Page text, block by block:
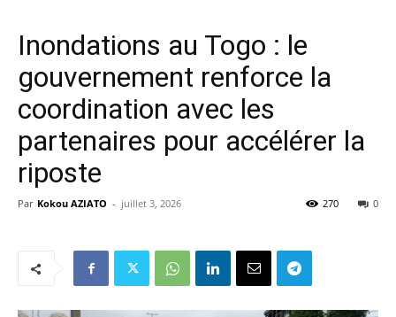
Inondations au Togo : le
gouvernement renforce la
coordination avec les
partenaires pour accélérer la
riposte
Par Kokou AZIATO - juillet 3, 2026 0
270